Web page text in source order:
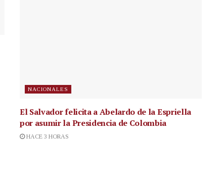
NACIONALES
El Salvador felicita a Abelardo de la Espriella
por asumir la Presidencia de Colombia
HACE 3 HORAS